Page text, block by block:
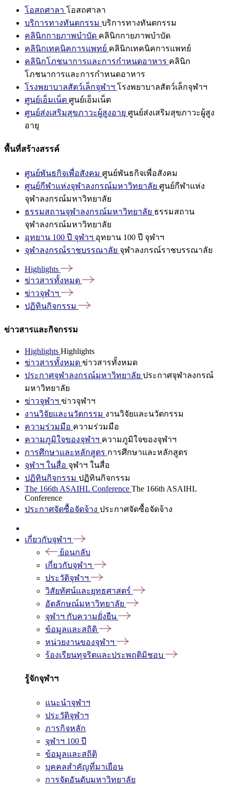
โอสถศาลา โอสถศาลา
บริการทางทันตกรรม บริการทางทันตกรรม
คลินิกกายภาพบำบัด คลินิกกายภาพบำบัด
คลินิกเทคนิคการแพทย์ คลินิกเทคนิคการแพทย์
คลินิกโภชนาการและการกำหนดอาหาร คลินิก
โภชนาการและการกำหนดอาหาร
โรงพยาบาลสัตว์เล็กจุฬาฯ โรงพยาบาลสัตว์เล็กจุฬาฯ
ศูนย์เอ็มเน็ต ศูนย์เอ็มเน็ต
ศูนย์ส่งเสริมสุขภาวะผู้สูงอายุ ศูนย์ส่งเสริมสุขภาวะผู้สูง
อายุ
พื้นที่สร้างสรรค์
ศูนย์พันธกิจเพื่อสังคม ศูนย์พันธกิจเพื่อสังคม
ศูนย์กีฬาแห่งจุฬาลงกรณ์มหาวิทยาลัย ศูนย์กีฬาแห่ง
จุฬาลงกรณ์มหาวิทยาลัย
ธรรมสถานจุฬาลงกรณ์มหาวิทยาลัย ธรรมสถาน
จุฬาลงกรณ์มหาวิทยาลัย
อุทยาน 100 ปี จุฬาฯ อุทยาน 100 ปี จุฬาฯ
จุฬาลงกรณ์ราชบรรณาลัย จุฬาลงกรณ์ราชบรรณาลัย
Highlights
ข่าวสารทั้งหมด
ข่าวจุฬาฯ
ปฏิทินกิจกรรม
ข่าวสารและกิจกรรม
Highlights Highlights
ข่าวสารทั้งหมด ข่าวสารทั้งหมด
ประกาศจุฬาลงกรณ์มหาวิทยาลัย ประกาศจุฬาลงกรณ์
มหาวิทยาลัย
ข่าวจุฬาฯ ข่าวจุฬาฯ
งานวิจัยและนวัตกรรม งานวิจัยและนวัตกรรม
ความร่วมมือ ความร่วมมือ
ความภูมิใจของจุฬาฯ ความภูมิใจของจุฬาฯ
การศึกษาและหลักสูตร การศึกษาและหลักสูตร
จุฬาฯ ในสื่อ จุฬาฯ ในสื่อ
ปฏิทินกิจกรรม ปฏิทินกิจกรรม
The 166th ASAIHL Conference The 166th ASAIHL
Conference
ประกาศจัดซื้อจัดจ้าง ประกาศจัดซื้อจัดจ้าง
เกี่ยวกับจุฬาฯ
ย้อนกลับ
เกี่ยวกับจุฬาฯ
ประวัติจุฬาฯ
วิสัยทัศน์และยุทธศาสตร์
อัตลักษณ์มหาวิทยาลัย
จุฬาฯ กับความยั่งยืน
ข้อมูลและสถิติ
หน่วยงานของจุฬาฯ
ร้องเรียนทุจริตและประพฤติมิชอบ
รู้จักจุฬาฯ
แนะนำจุฬาฯ
ประวัติจุฬาฯ
ภารกิจหลัก
จุฬาฯ 100 ปี
ข้อมูลและสถิติ
บุคคลสำคัญที่มาเยือน
การจัดอันดับมหาวิทยาลัย